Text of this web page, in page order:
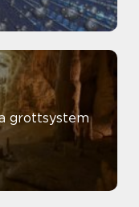
grottsystem